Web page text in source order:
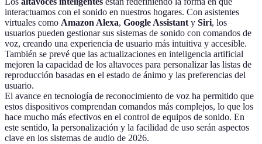
interactuamos con el sonido en nuestros hogares. Con asistentes
virtuales como Amazon Alexa, Google Assistanty Siri, los
usuarios pueden gestionar sus sistemas de sonido con comandos de
voz, creando una experiencia de usuario más intuitiva y accesible.
También se prevé que las actualizaciones en inteligencia artificial
mejoren la capacidad de los altavoces para personalizar las listas de
reproducción basadas en el estado de ánimo y las preferencias del
usuario.
El avance en tecnología de reconocimiento de voz ha permitido que
estos dispositivos comprendan comandos más complejos, lo que los
hace mucho más efectivos en el control de equipos de sonido. En
este sentido, la personalización y la facilidad de uso serán aspectos
clave en los sistemas de audio de 2026.